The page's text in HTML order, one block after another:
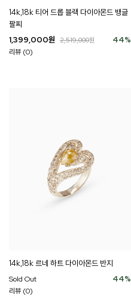
14k,18k 티어 드롭 블랙 다이아몬드 뱅글
팔찌
44%
1,399,000원 2,519,000원
리뷰 (0)
14k,18k 르네 하트 다이아몬드 반지
44%
Sold Out
리뷰 (0)